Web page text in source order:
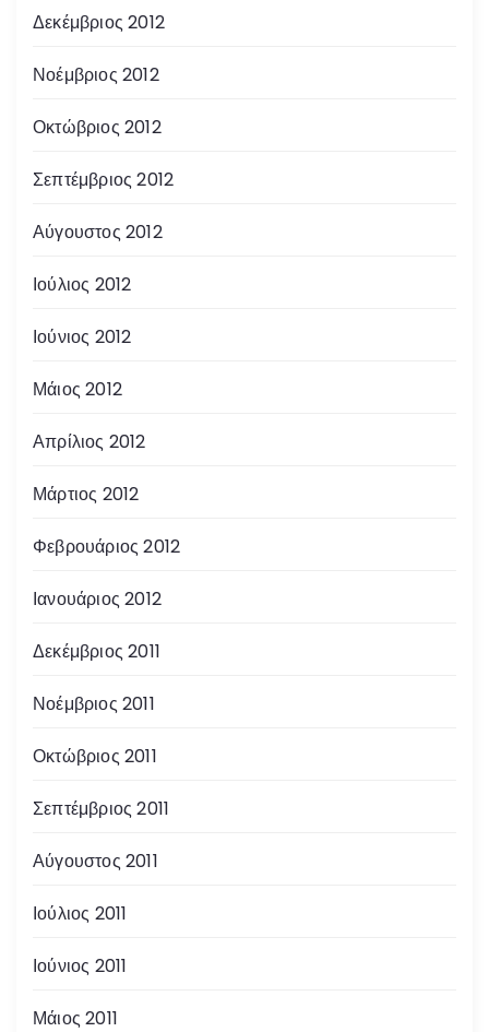
Δεκέμβριος 2012
Νοέμβριος 2012
Οκτώβριος 2012
Σεπτέμβριος 2012
Αύγουστος 2012
Ιούλιος 2012
Ιούνιος 2012
Μάιος 2012
Απρίλιος 2012
Μάρτιος 2012
Φεβρουάριος 2012
Ιανουάριος 2012
Δεκέμβριος 2011
Νοέμβριος 2011
Οκτώβριος 2011
Σεπτέμβριος 2011
Αύγουστος 2011
Ιούλιος 2011
Ιούνιος 2011
Μάιος 2011